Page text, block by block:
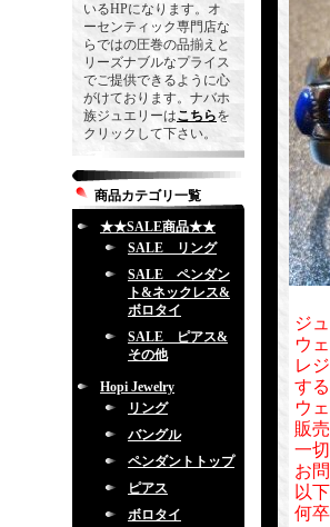
いるHPになります。オ
ーセンティック専門店な
らではの圧巻の品揃えと
リーズナブルなプライス
でご提供できるように心
がけております。ナバホ
族ジュエリーはこちらを
クリックして下さい。
商品カテゴリ一覧
★★SALE商品★★
SALE リング
SALE ペンダン
ト&ネックレス&
ボロタイ
SALE ピアス&
その他
Hopi Jewelry
リング
バングル
ペンダントトップ
ピアス
ボロタイ
ジ
ウ
レ
す
ウ
販
一
お
以
何